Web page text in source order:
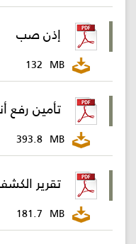
إذن صب
132 MB
تأمين رفع
393.8 MB
تقرير
181.7 MB